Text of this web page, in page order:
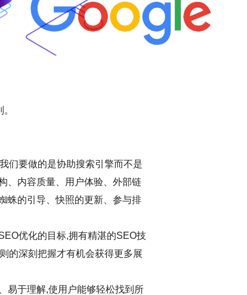
我们要做的是协助搜索引擎而不是
、内容质量、用户体验、外部链
蛛的引导、快照的更新、参与排
优化的目标,拥有精湛的SEO技
的深刻把握才有机会获得更多展
易于理解,使用户能够轻松找到所